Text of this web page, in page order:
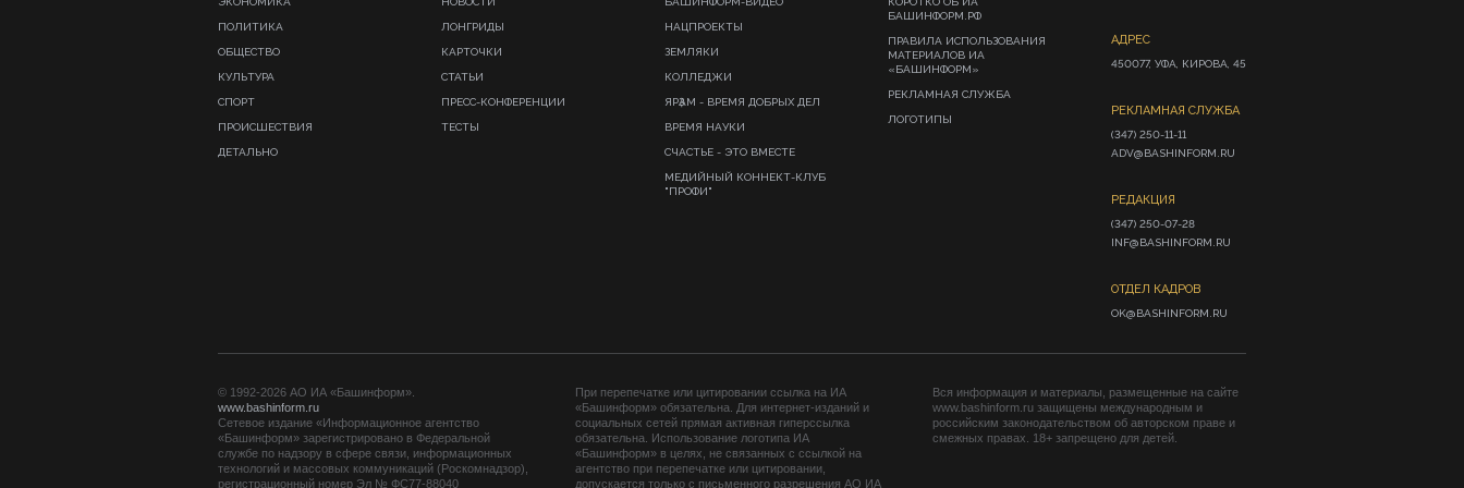
ПОЛИТИКА
ОБЩЕСТВО
КУЛЬТУРА
СПОРТ
ПРОИСШЕСТВИЯ
ДЕТАЛЬНО
ЛОНГРИДЫ
КАРТОЧКИ
СТАТЬИ
ПРЕСС-КОНФЕРЕНЦИИ
ТЕСТЫ
НАЦПРОЕКТЫ
ЗЕМЛЯКИ
КОЛЛЕДЖИ
ЯРҘАМ - ВРЕМЯ ДОБРЫХ ДЕЛ
ВРЕМЯ НАУКИ
СЧАСТЬЕ - ЭТО ВМЕСТЕ
МЕДИЙНЫЙ КОННЕКТ-КЛУБ
"ПРОФИ"
БАШИНФОРМ.РФ
ПРАВИЛА ИСПОЛЬЗОВАНИЯ
МАТЕРИАЛОВ ИА
«БАШИНФОРМ»
РЕКЛАМНАЯ СЛУЖБА
ЛОГОТИПЫ
АДРЕС
450077, УФА, КИРОВА, 45
РЕКЛАМНАЯ СЛУЖБА
(347) 250-11-11
ADV@BASHINFORM.RU
РЕДАКЦИЯ
(347) 250-07-28
INF@BASHINFORM.RU
ОТДЕЛ КАДРОВ
OK@BASHINFORM.RU
© 1992-2026 АО ИА «Башинформ».
www.bashinform.ru
Сетевое издание «Информационное агентство
«Башинформ» зарегистрировано в Федеральной
службе по надзору в сфере связи, информационных
технологий и массовых коммуникаций (Роскомнадзор),
регистрационный номер Эл № ФС77-88040
При перепечатке или цитировании ссылка на ИА
«Башинформ» обязательна. Для интернет-изданий и
социальных сетей прямая активная гиперссылка
обязательна. Использование логотипа ИА
«Башинформ» в целях, не связанных с ссылкой на
агентство при перепечатке или цитировании,
допускается только с письменного разрешения АО ИА
Вся информация и материалы, размещенные на сайте
www.bashinform.ru защищены международным и
российским законодательством об авторском праве и
смежных правах. 18+ запрещено для детей.